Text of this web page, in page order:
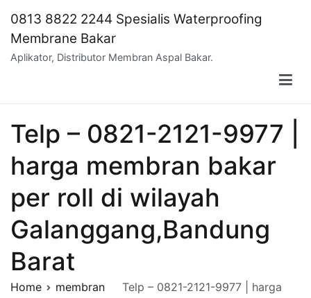
content
0813 8822 2244 Spesialis Waterproofing
Membrane Bakar
Aplikator, Distributor Membran Aspal Bakar.
Telp – 0821-2121-9977 |
harga membran bakar
per roll di wilayah
Galanggang,Bandung
Barat
Home
membran
Telp – 0821-2121-9977 | harga